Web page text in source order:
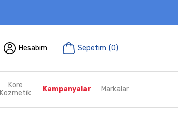
Hesabım Sepetim (0)
Kore
Kozmetik
Kampanyalar Markalar